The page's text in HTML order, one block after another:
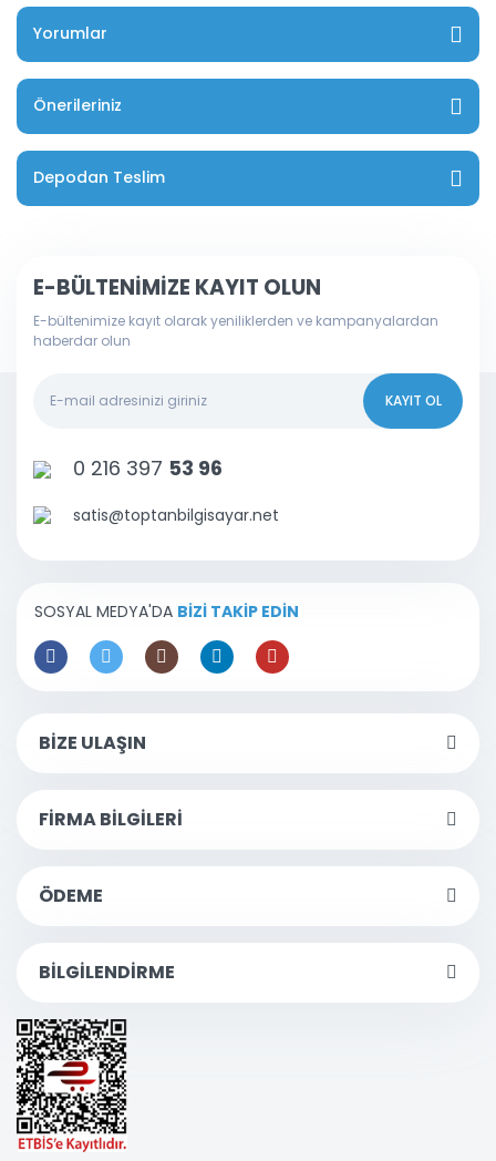
Yorumlar
Önerileriniz
Depodan Teslim
E-BÜLTENİMİZE KAYIT OLUN
E-bültenimize kayıt olarak yeniliklerden ve kampanyalardan
haberdar olun
KAYIT OL
0 216 397 53 96
satis@toptanbilgisayar.net
SOSYAL MEDYA'DA BİZİ TAKİP EDİN
BİZE ULAŞIN
FİRMA BİLGİLERİ
ÖDEME
BİLGİLENDİRME